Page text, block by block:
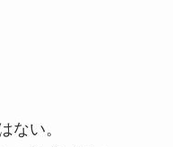
ない。